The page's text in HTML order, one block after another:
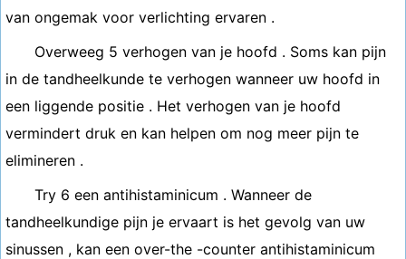
van ongemak voor verlichting ervaren .
Overweeg 5 verhogen van je hoofd . Soms kan pijn
in de tandheelkunde te verhogen wanneer uw hoofd in
een liggende positie . Het verhogen van je hoofd
vermindert druk en kan helpen om nog meer pijn te
elimineren .
Try 6 een antihistaminicum . Wanneer de
tandheelkundige pijn je ervaart is het gevolg van uw
sinussen , kan een over-the -counter antihistaminicum